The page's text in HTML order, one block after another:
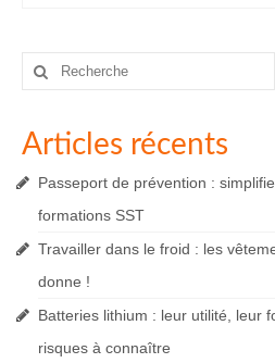
Rechercher
Articles récents
Passeport de prévention :
formations SST
Travailler dans le froid : les
donne !
Batteries lithium : leur utilité, leur
risques à connaître